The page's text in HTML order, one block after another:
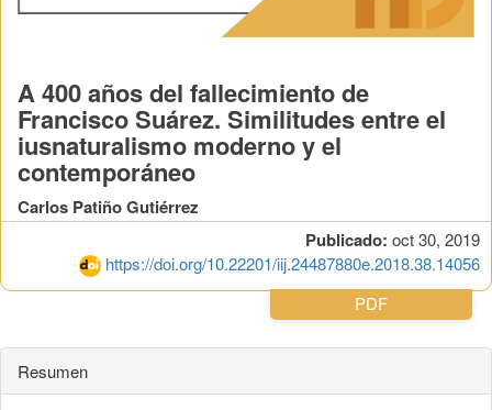
Publicado: oct 30, 2019
https://doi.org/10.22201/iij.24487880e.2018.38.14056
A 400 años del fallecimiento de
Francisco Suárez. Similitudes entre el
iusnaturalismo moderno y el
contemporáneo
Carlos Patiño Gutiérrez
PDF
Resumen